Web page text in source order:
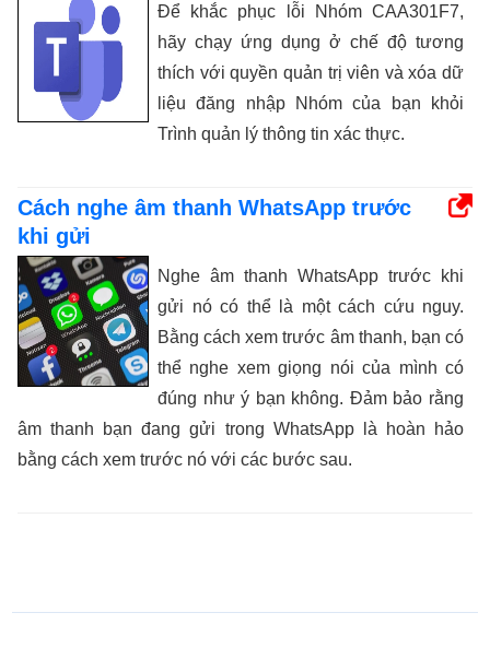
Để khắc phục lỗi Nhóm CAA301F7,
hãy chạy ứng dụng ở chế độ tương
thích với quyền quản trị viên và xóa dữ
liệu đăng nhập Nhóm của bạn khỏi
Trình quản lý thông tin xác thực.
Cách nghe âm thanh WhatsApp trước
khi gửi
Nghe âm thanh WhatsApp trước khi
gửi nó có thể là một cách cứu nguy.
Bằng cách xem trước âm thanh, bạn có
thể nghe xem giọng nói của mình có
đúng như ý bạn không. Đảm bảo rằng
âm thanh bạn đang gửi trong WhatsApp là hoàn hảo
bằng cách xem trước nó với các bước sau.